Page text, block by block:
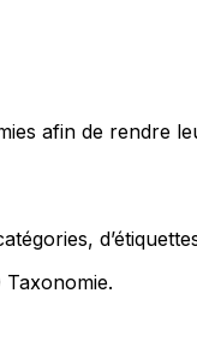
afin de rendre
Taxonomie.